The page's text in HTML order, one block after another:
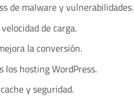
de malware y vulnerabilidades.
de carga.
la conversión.
hosting WordPress.
y seguridad.